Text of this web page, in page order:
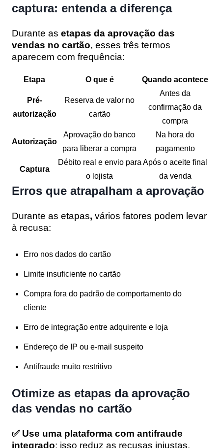
captura: entenda a diferença
Durante as etapas da aprovação das
vendas no cartão, esses três termos
aparecem com frequência:
Etapa O que é Quando acontece
Pré-
autorização
Reserva de valor no
cartão
Antes da
confirmação da
compra
Autorização
Aprovação do banco
para liberar a compra
Na hora do
pagamento
Captura
Débito real e envio para
o lojista
Após o aceite final
da venda
Erros que atrapalham a aprovação
Durante as etapas, vários fatores podem levar
à recusa:
Erro nos dados do cartão
Limite insuficiente no cartão
Compra fora do padrão de comportamento do
cliente
Erro de integração entre adquirente e loja
Endereço de IP ou e-mail suspeito
Antifraude muito restritivo
Otimize as etapas da aprovação
das vendas no cartão
✅ Use uma plataforma com antifraude
integrado: isso reduz as recusas injustas.